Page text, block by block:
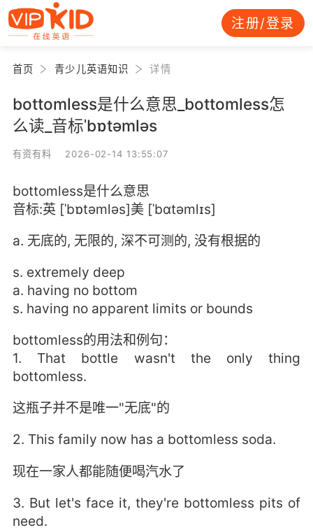
注册/登录
首页 青少儿英语知识 详情
bottomless是什么意思_bottomless怎
么读_音标ˈbɒtəmləs
有资有料 2026-02-14 13:55:07
bottomless是什么意思
音标:英 [ˈbɒtəmləs]美 [ˈbɑtəmlɪs]
a. 无底的, 无限的, 深不可测的, 没有根据的
s. extremely deep
a. having no bottom
s. having no apparent limits or bounds
bottomless的用法和例句：
1. That bottle wasn't the only thing
bottomless.
这瓶子并不是唯一"无底"的
2. This family now has a bottomless soda.
现在一家人都能随便喝汽水了
3. But let's face it, they're bottomless pits of
need.